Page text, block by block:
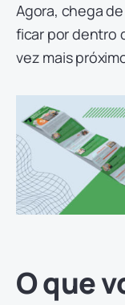
Agora, chega
ficar por dentro
vez mais
O que